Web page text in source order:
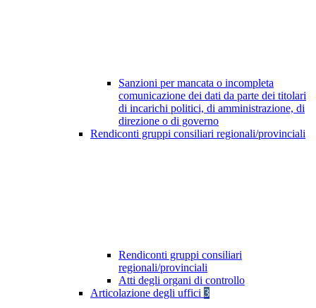
Sanzioni per mancata o incompleta
comunicazione dei dati da parte dei titolari
di incarichi politici, di amministrazione, di
direzione o di governo
Rendiconti gruppi consiliari regionali/provinciali
Rendiconti gruppi consiliari
regionali/provinciali
Atti degli organi di controllo
Articolazione degli uffici 3